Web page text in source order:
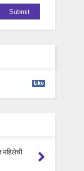
Like
महिलेची